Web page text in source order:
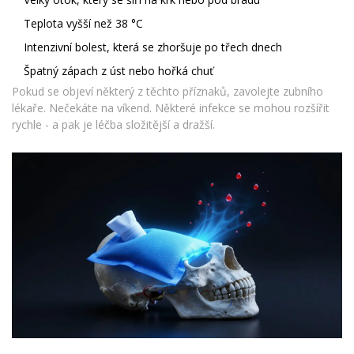
Teplota vyšší než 38 °C
Intenzivní bolest, která se zhoršuje po třech dnech
Špatný zápach z úst nebo hořká chuť
Pokud se objeví některý z těchto příznaků, zavolejte zubního
lékaře. Nečekáte na víkend. Některé infekce se mohou rozšířit
rychle - a pak je léčba složitější a dražší.